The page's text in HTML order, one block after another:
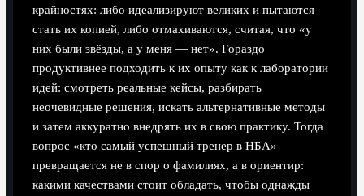
крайностях: либо идеализируют великих и пытаются
стать их копией, либо отмахиваются, считая, что «у
них были звёзды, а у меня — нет». Гораздо
продуктивнее подходить к их опыту как к лаборатории
идей: смотреть реальные кейсы, разбирать
неочевидные решения, искать альтернативные методы
и затем аккуратно внедрять их в свою практику. Тогда
вопрос «кто самый успешный тренер в НБА»
превращается не в спор о фамилиях, а в ориентир:
какими качествами стоит обладать, чтобы однажды